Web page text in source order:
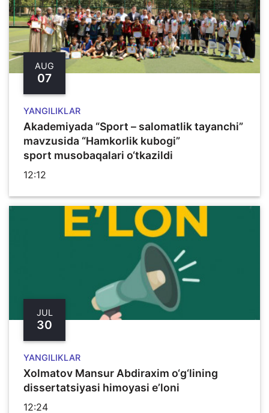
AUG
07
YANGILIKLAR
Akademiyada “Sport – salomatlik tayanchi”
mavzusida “Hamkorlik kubogi”
sport musobaqalari o‘tkazildi
12:12
JUL
30
YANGILIKLAR
Xolmatov Mansur Abdiraxim o‘g‘lining
dissertatsiyasi himoyasi e’loni
12:24